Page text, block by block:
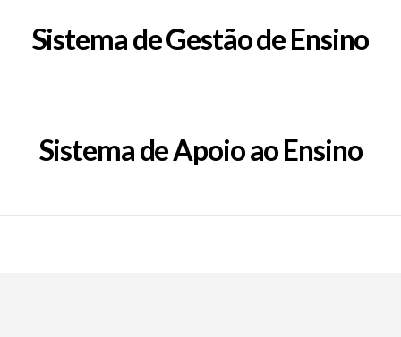
Sistema de Gestão de Ensino
Sistema de Apoio ao Ensino